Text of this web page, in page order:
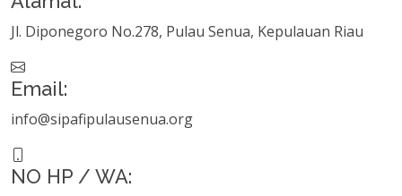
Jl. Diponegoro No.278, Pulau Senua, Kepulauan Riau
Email:
info@sipafipulausenua.org
NO HP / WA: